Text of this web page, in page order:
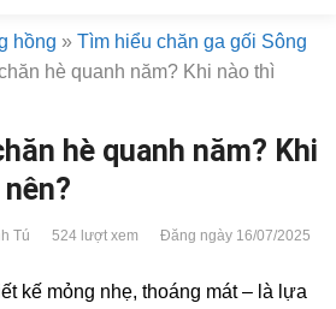
hồng » Tìm hiểu chăn ga gối Sông
hè quanh năm? Khi nào thì
hè quanh năm? Khi
Tú 524 lượt xem Đăng ngày 16/07/2025
kế mỏng nhẹ, thoáng mát – là lựa